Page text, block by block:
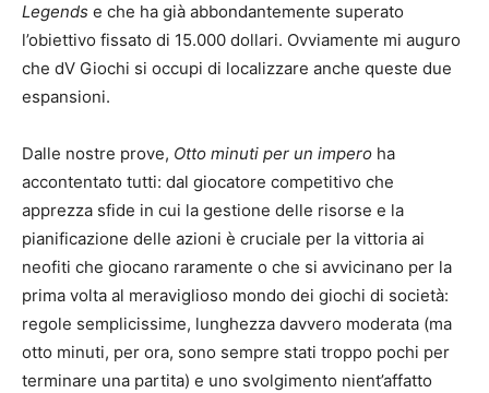
Legends e che ha già abbondantemente superato
l’obiettivo fissato di 15.000 dollari. Ovviamente mi auguro
che dV Giochi si occupi di localizzare anche queste due
espansioni.
Dalle nostre prove, Otto minuti per un impero ha
accontentato tutti: dal giocatore competitivo che
apprezza sfide in cui la gestione delle risorse e la
pianificazione delle azioni è cruciale per la vittoria ai
neofiti che giocano raramente o che si avvicinano per la
prima volta al meraviglioso mondo dei giochi di società:
regole semplicissime, lunghezza davvero moderata (ma
otto minuti, per ora, sono sempre stati troppo pochi per
terminare una partita) e uno svolgimento nient’affatto